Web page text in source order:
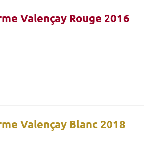
Valençay Rouge 2016
Valençay Blanc 2018